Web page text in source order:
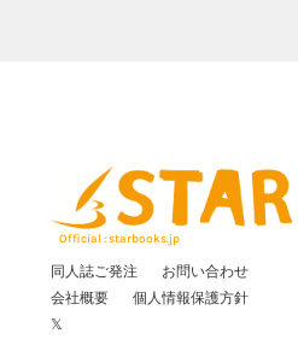
Official : starbooks.jp
同人誌ご発注
お問い合わせ
会社概要
個人情報保護方針
𝕏